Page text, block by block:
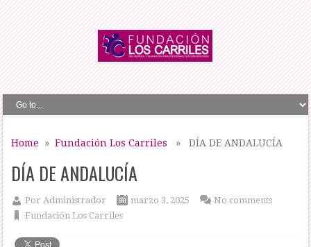
Home »Fundación Los Carriles » DÍA DE ANDALUCÍA
DÍA DE ANDALUCÍA
PorAdministrador
marzo 3, 2025
Fundación Los Carriles
No comments